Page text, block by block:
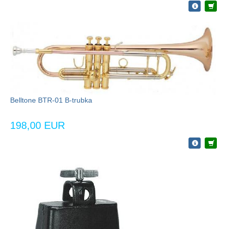
Belltone BTR-01 B-trubka
198,00 EUR